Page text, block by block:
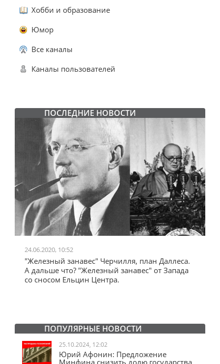
Хобби и образование
Юмор
Все каналы
Каналы пользователей
ПОСЛЕДНИЕ НОВОСТИ
24.06.2020, 10:52
"Железный занавес" Черчилля, план Даллеса.
А дальше что? "Железный занавес" от Запада
со сносом Ельцин Центра.
ПОПУЛЯРНЫЕ НОВОСТИ
25.10.2024, 12:02
Юрий Афонин: Предложение